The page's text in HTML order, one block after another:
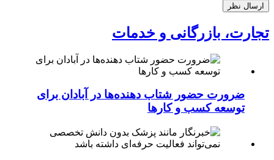
تجارت، بازرگانی و خدمات
ضرورت حضور شتاب ‌دهنده‌ها در آبادان برای
توسعه کسب‌ و کارها